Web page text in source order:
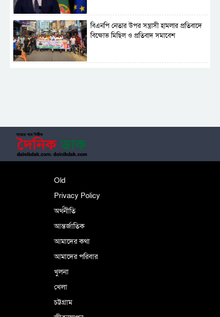
বিএনপি নেতার উপর সন্ত্রাসী হামলার প্রতিবাদে
বিক্ষোভ মিছিল ও প্রতিবাদ সমাবেশ
Old
Privacy Policy
অর্থনীতি
আন্তর্জাতিক
আমাদের কথা
আমাদের পরিবার
খুলনা
খেলা
চট্টগ্রাম